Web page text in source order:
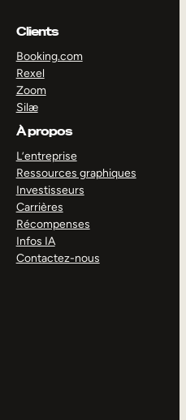
Clients
Booking.com
Rexel
Zoom
Silæ
À propos
L’entreprise
Ressources graphiques
Investisseurs
Carrières
Récompenses
Infos IA
Contactez-nous